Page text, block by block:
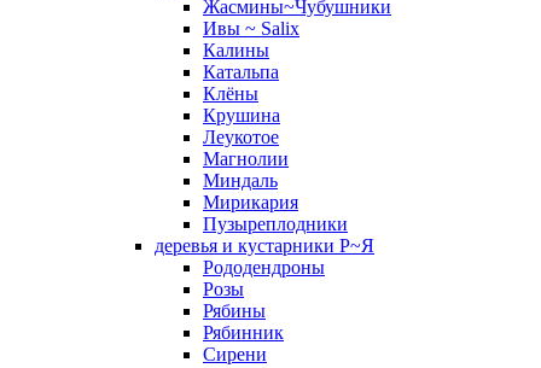
Жасмины~Чубушники
Ивы ~ Salix
Калины
Катальпа
Клёны
Крушина
Леукотое
Магнолии
Миндаль
Мирикария
Пузыреплодники
деревья и кустарники Р~Я
Рододендроны
Розы
Рябины
Рябинник
Сирени